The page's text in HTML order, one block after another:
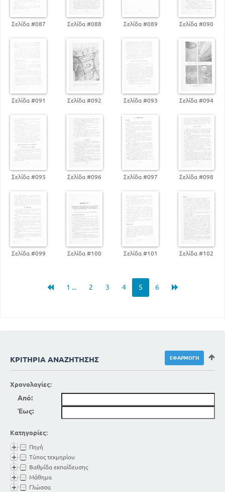
Σελίδα #087 Σελίδα #088 Σελίδα #089 Σελίδα #090
Σελίδα #091 Σελίδα #092 Σελίδα #093 Σελίδα #094
Σελίδα #095 Σελίδα #096 Σελίδα #097 Σελίδα #098
Σελίδα #099 Σελίδα #100 Σελίδα #101 Σελίδα #102
1 ... 2 3 4 5 6
ΚΡΙΤΉΡΙΑ ΑΝΑΖΉΤΗΣΗΣ
Χρονολογίες:
Από:
Έως:
Κατηγορίες:
Πηγή
Τύπος τεκμηρίου
Βαθμίδα εκπαίδευσης
Μάθημα
Γλώσσα